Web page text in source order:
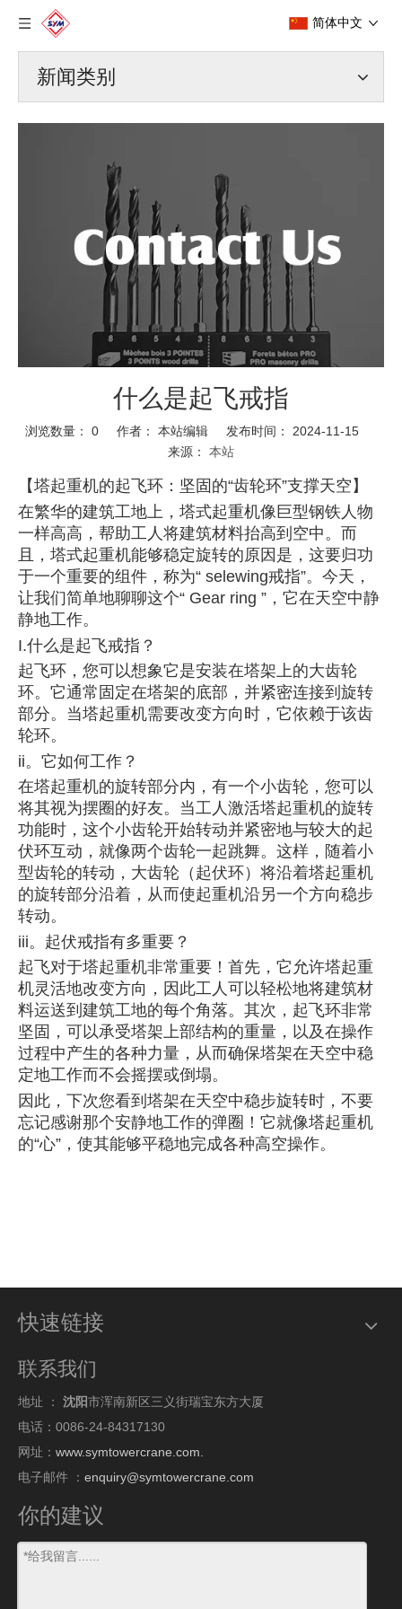
简体中文
新闻类别
什么是起飞戒指
浏览数量： 0 作者： 本站编辑 发布时间： 2024-11-15
来源： 本站
【塔起重机的起飞环：坚固的“齿轮环”支撑天空】
在繁华的建筑工地上，塔式起重机像巨型钢铁人物
一样高高，帮助工人将建筑材料抬高到空中。而
且，塔式起重机能够稳定旋转的原因是，这要归功
于一个重要的组件，称为“ selewing戒指”。今天，
让我们简单地聊聊这个“ Gear ring ”，它在天空中静
静地工作。
I.什么是起飞戒指？
起飞环，您可以想象它是安装在塔架上的大齿轮
环。它通常固定在塔架的底部，并紧密连接到旋转
部分。当塔起重机需要改变方向时，它依赖于该齿
轮环。
ii。它如何工作？
在塔起重机的旋转部分内，有一个小齿轮，您可以
将其视为摆圈的好友。当工人激活塔起重机的旋转
功能时，这个小齿轮开始转动并紧密地与较大的起
伏环互动，就像两个齿轮一起跳舞。这样，随着小
型齿轮的转动，大齿轮（起伏环）将沿着塔起重机
的旋转部分沿着，从而使起重机沿另一个方向稳步
转动。
iii。起伏戒指有多重要？
起飞对于塔起重机非常重要！首先，它允许塔起重
机灵活地改变方向，因此工人可以轻松地将建筑材
料运送到建筑工地的每个角落。其次，起飞环非常
坚固，可以承受塔架上部结构的重量，以及在操作
过程中产生的各种力量，从而确保塔架在天空中稳
定地工作而不会摇摆或倒塌。
因此，下次您看到塔架在天空中稳步旋转时，不要
忘记感谢那个安静地工作的弹圈！它就像塔起重机
的“心”，使其能够平稳地完成各种高空操作。
快速链接
联系我们
地址 ： 沈阳市浑南新区三义街瑞宝东方大厦
电话：0086-24-84317130
网址： www.symtowercrane.com.
电子邮件 ： enquiry@symtowercrane.com
你的建议